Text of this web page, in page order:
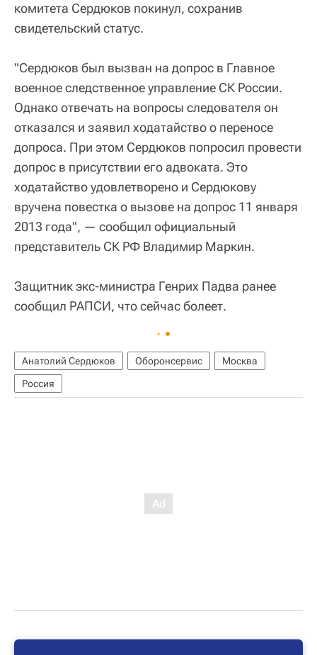
комитета Сердюков покинул, сохранив
свидетельский статус.
"Сердюков был вызван на допрос в Главное
военное следственное управление СК России.
Однако отвечать на вопросы следователя он
отказался и заявил ходатайство о переносе
допроса. При этом Сердюков попросил провести
допрос в присутствии его адвоката. Это
ходатайство удовлетворено и Сердюкову
вручена повестка о вызове на допрос 11 января
2013 года", — сообщил официальный
представитель СК РФ Владимир Маркин.
Защитник экс-министра Генрих Падва ранее
сообщил РАПСИ, что сейчас болеет.
Анатолий Сердюков Оборонсервис
Москва
Россия